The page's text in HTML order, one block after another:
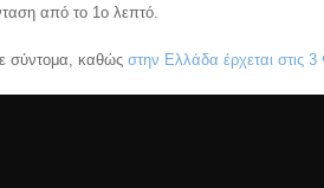
από το 1ο λεπτό.
σύντομα, καθώς στην Ελλάδα έρχεται στις